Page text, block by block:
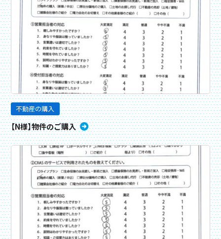
不動産の購入
【N様】物件のご購入